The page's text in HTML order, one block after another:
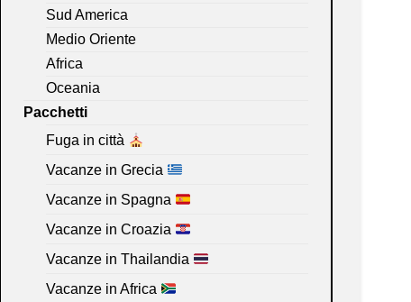
Sud America
Medio Oriente
Africa
Oceania
Pacchetti
Fuga in città
Vacanze in Grecia
Vacanze in Spagna
Vacanze in Croazia
Vacanze in Thailandia
Vacanze in Africa